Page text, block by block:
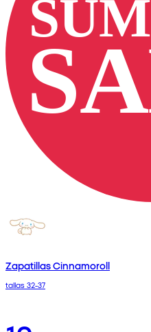
Zapatillas Cinnamoroll
tallas 32-37